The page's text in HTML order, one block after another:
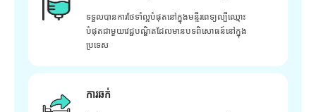
ទទួលបានការថែទាំល្អបំផុតនៅក្នុងមន្ទីរពេទ្យល្បីឈ្មោះ
បំផុតជាមួយវេជ្ជបណ្ឌិតដែលមានបទពិសោធន៍នៅក្នុង
ប្រទេស
ការឆក់